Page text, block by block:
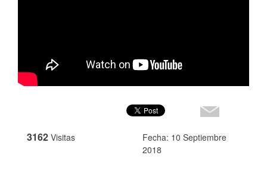
3162 Visitas
Fecha: 10 Septiembre
2018